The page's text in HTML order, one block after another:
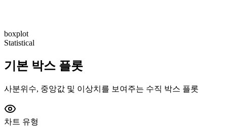
boxplot
Statistical
기본 박스 플롯
사분위수, 중앙값 및 이상치를 보여주는 수직 박스 플롯
차트 유형